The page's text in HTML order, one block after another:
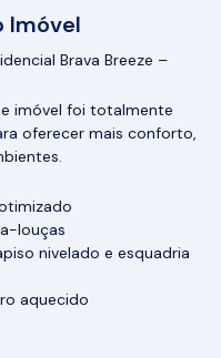
Imóvel
Brava Breeze –
imóvel foi totalmente
oferecer mais conforto,
louças
nivelado e esquadria
aquecido